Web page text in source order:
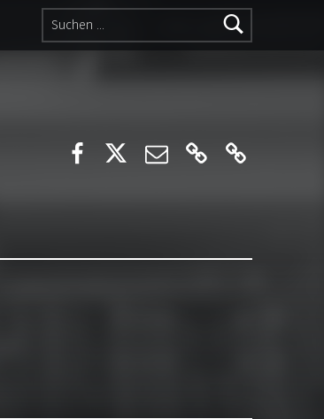
Suchen nach:
Lord of the dices
@lordofthedices
E-MailKo-FiPatreon